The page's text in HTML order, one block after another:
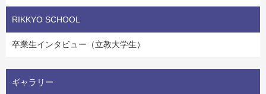
RIKKYO SCHOOL
卒業生インタビュー（立教大学生）
ギャラリー